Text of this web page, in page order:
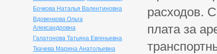
Бочкова Наталья Валентиновна
Вдовенкова Ольга
Александровна
Галатонова Татьяна Евгеньевна
Ткачева Марина Анатольевна
расходов.
плата за